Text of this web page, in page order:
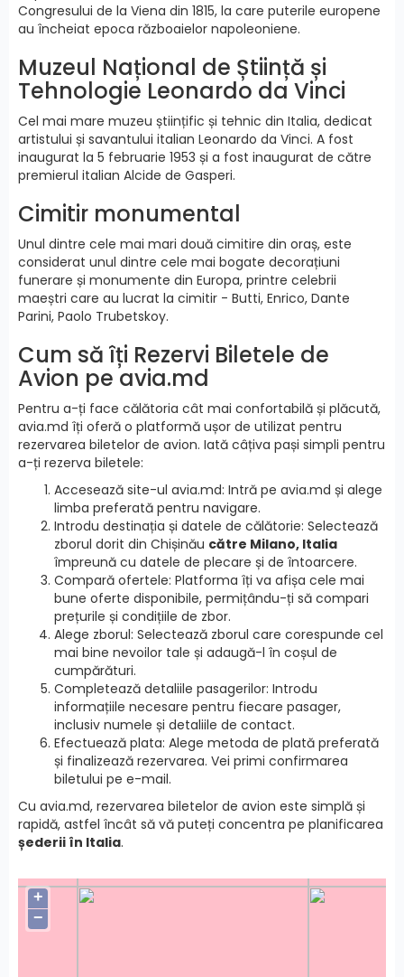
Congresului de la Viena din 1815, la care puterile europene
au încheiat epoca războaielor napoleoniene.
Muzeul Național de Știință și
Tehnologie Leonardo da Vinci
Cel mai mare muzeu științific și tehnic din Italia, dedicat
artistului și savantului italian Leonardo da Vinci. A fost
inaugurat la 5 februarie 1953 și a fost inaugurat de către
premierul italian Alcide de Gasperi.
Cimitir monumental
Unul dintre cele mai mari două cimitire din oraș, este
considerat unul dintre cele mai bogate decorațiuni
funerare și monumente din Europa, printre celebrii
maeștri care au lucrat la cimitir - Butti, Enrico, Dante
Parini, Paolo Trubetskoy.
Cum să îți Rezervi Biletele de
Avion pe avia.md
Pentru a-ți face călătoria cât mai confortabilă și plăcută,
avia.md îți oferă o platformă ușor de utilizat pentru
rezervarea biletelor de avion. Iată câțiva pași simpli pentru
a-ți rezerva biletele:
Accesează site-ul avia.md: Intră pe avia.md și alege
limba preferată pentru navigare.
Introdu destinația și datele de călătorie: Selectează
zborul dorit din Chișinău către Milano, Italia
împreună cu datele de plecare și de întoarcere.
Compară ofertele: Platforma îți va afișa cele mai
bune oferte disponibile, permițându-ți să compari
prețurile și condițiile de zbor.
Alege zborul: Selectează zborul care corespunde cel
mai bine nevoilor tale și adaugă-l în coșul de
cumpărături.
Completează detaliile pasagerilor: Introdu
informațiile necesare pentru fiecare pasager,
inclusiv numele și detaliile de contact.
Efectuează plata: Alege metoda de plată preferată
și finalizează rezervarea. Vei primi confirmarea
biletului pe e-mail.
Cu avia.md, rezervarea biletelor de avion este simplă și
rapidă, astfel încât să vă puteți concentra pe planificarea
șederii în Italia.
+
−